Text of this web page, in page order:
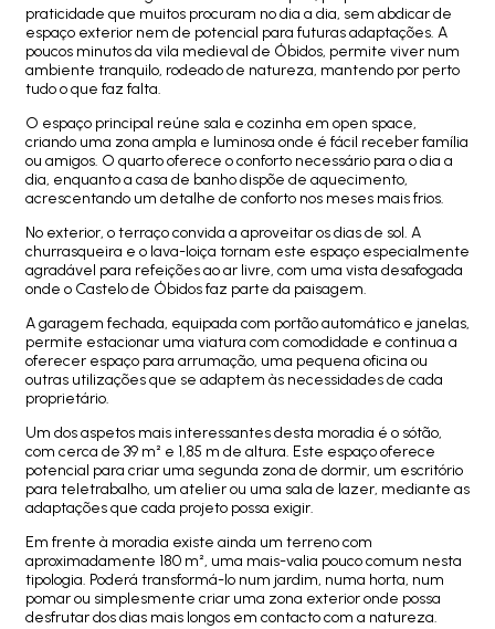
praticidade que muitos procuram no dia a dia, sem abdicar de
espaço exterior nem de potencial para futuras adaptações. A
poucos minutos da vila medieval de Óbidos, permite viver num
ambiente tranquilo, rodeado de natureza, mantendo por perto
tudo o que faz falta.
O espaço principal reúne sala e cozinha em open space,
criando uma zona ampla e luminosa onde é fácil receber família
ou amigos. O quarto oferece o conforto necessário para o dia a
dia, enquanto a casa de banho dispõe de aquecimento,
acrescentando um detalhe de conforto nos meses mais frios.
No exterior, o terraço convida a aproveitar os dias de sol. A
churrasqueira e o lava-loiça tornam este espaço especialmente
agradável para refeições ao ar livre, com uma vista desafogada
onde o Castelo de Óbidos faz parte da paisagem.
A garagem fechada, equipada com portão automático e janelas,
permite estacionar uma viatura com comodidade e continua a
oferecer espaço para arrumação, uma pequena oficina ou
outras utilizações que se adaptem às necessidades de cada
proprietário.
Um dos aspetos mais interessantes desta moradia é o sótão,
com cerca de 39 m² e 1,85 m de altura. Este espaço oferece
potencial para criar uma segunda zona de dormir, um escritório
para teletrabalho, um atelier ou uma sala de lazer, mediante as
adaptações que cada projeto possa exigir.
Em frente à moradia existe ainda um terreno com
aproximadamente 180 m², uma mais-valia pouco comum nesta
tipologia. Poderá transformá-lo num jardim, numa horta, num
pomar ou simplesmente criar uma zona exterior onde possa
desfrutar dos dias mais longos em contacto com a natureza.